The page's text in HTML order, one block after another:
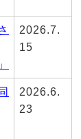
2026.7.
15
2026.6.
23